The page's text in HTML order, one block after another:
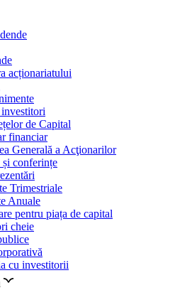
acționariatului
de Capital
financiar
Generală a Acţionarilor
conferințe
Trimestriale
Anuale
pentru piața de capital
cheie
cu investitorii